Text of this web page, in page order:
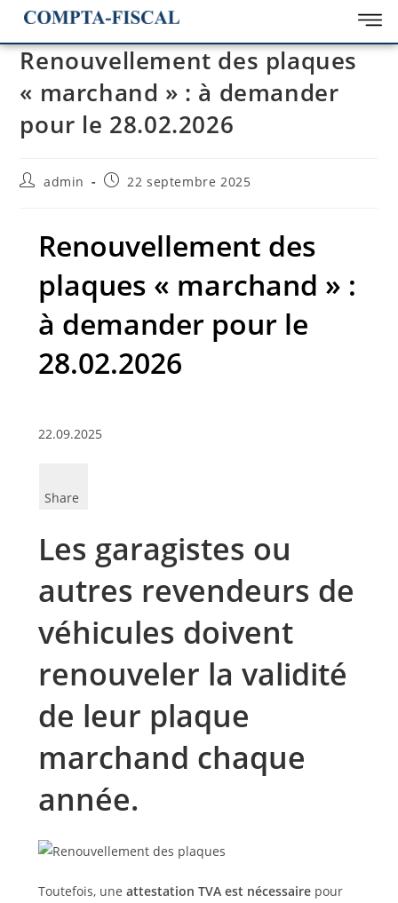
Renouvellement des plaques
« marchand » : à demander
pour le 28.02.2026
admin 22 septembre 2025
Renouvellement des
plaques « marchand » :
à demander pour le
28.02.2026
22.09.2025
Share
Les garagistes ou
autres revendeurs de
véhicules doivent
renouveler la validité
de leur plaque
marchand chaque
année.
Toutefois, une attestation TVA est nécessairepour